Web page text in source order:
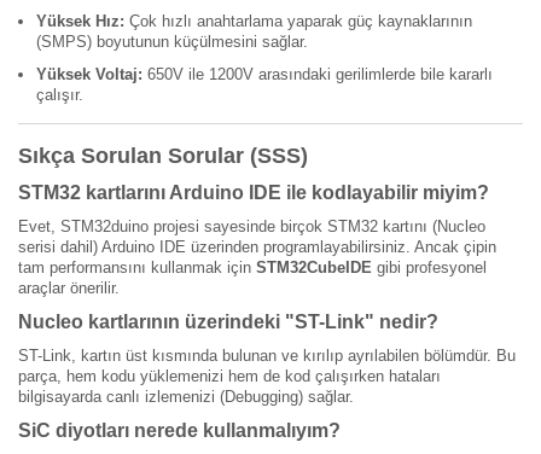
Yüksek Hız: Çok hızlı anahtarlama yaparak güç kaynaklarının
(SMPS) boyutunun küçülmesini sağlar.
Yüksek Voltaj: 650V ile 1200V arasındaki gerilimlerde bile kararlı
çalışır.
Sıkça Sorulan Sorular (SSS)
STM32 kartlarını Arduino IDE ile kodlayabilir miyim?
Evet, STM32duino projesi sayesinde birçok STM32 kartını (Nucleo
serisi dahil) Arduino IDE üzerinden programlayabilirsiniz. Ancak çipin
tam performansını kullanmak için STM32CubeIDE gibi profesyonel
araçlar önerilir.
Nucleo kartlarının üzerindeki "ST-Link" nedir?
ST-Link, kartın üst kısmında bulunan ve kırılıp ayrılabilen bölümdür. Bu
parça, hem kodu yüklemenizi hem de kod çalışırken hataları
bilgisayarda canlı izlemenizi (Debugging) sağlar.
SiC diyotları nerede kullanmalıyım?